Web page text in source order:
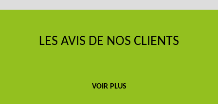
LES AVIS DE NOS CLIENTS
VOIR PLUS